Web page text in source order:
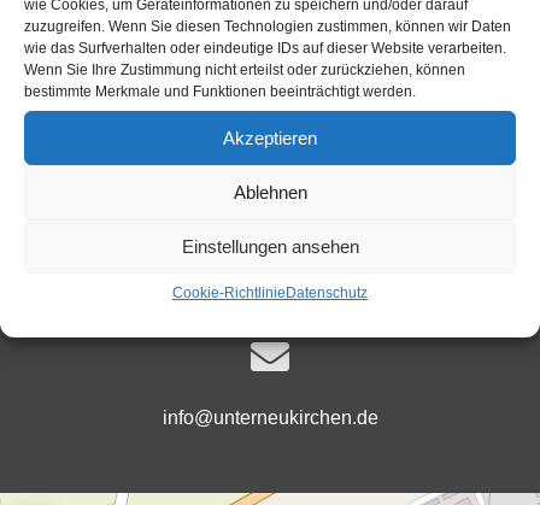
wie Cookies, um Geräteinformationen zu speichern und/oder darauf
zuzugreifen. Wenn Sie diesen Technologien zustimmen, können wir Daten
wie das Surfverhalten oder eindeutige IDs auf dieser Website verarbeiten.
Wenn Sie Ihre Zustimmung nicht erteilst oder zurückziehen, können
bestimmte Merkmale und Funktionen beeinträchtigt werden.
Akzeptieren
Ablehnen
Einstellungen ansehen
Cookie-Richtlinie Datenschutz
Ansprechpartner
info@unterneukirchen.de